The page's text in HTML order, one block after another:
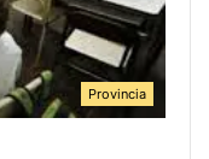
Provincia